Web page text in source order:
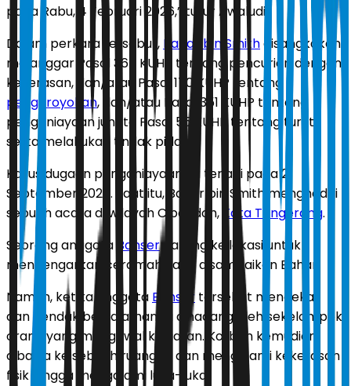
pada Rabu, 4 Februari 2026,” tutur Awaludi.
Dalam perkara tersebut, Bahar bin Smithdisangkakan
melanggar Pasal 365 KUHP tentang pencurian dengan
kekerasan, dan/atau Pasal 170 KUHP tentang
pengeroyokan, dan/atau Pasal 351 KUHP tentang
penganiayaan juncto Pasal 55 KUHP tentang turut
serta melakukan tindak pidana.
Kasus dugaan penganiayaan itu terjadi pada 21
September 2025. Saat itu, Bahar bin Smith menghadiri
sebuah acara di wilayah Cipondoh, Kota Tangerang.
Seorang anggota Banserdatang ke lokasi untuk
mendengarkan ceramah yang disampaikan Bahar.
Namun, ketika anggota Banser tersebut mendekat
dan hendak bersalaman, ia dihadang oleh sekelompok
orang yang mengawal kegiatan. Korban kemudian
dibawa ke sebuah ruangan dan mengalami kekerasan
fisik hingga mengalami luka-luka.